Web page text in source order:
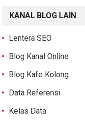
KANAL BLOG LAIN
Lentera SEO
Blog Kanal Online
Blog Kafe Kolong
Data Referensi
Kelas Data